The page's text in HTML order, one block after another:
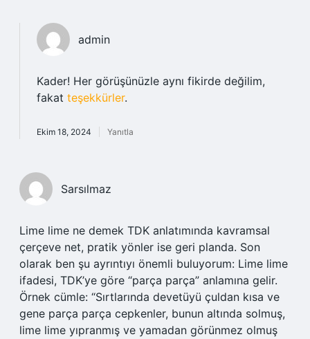
admin
Kader! Her görüşünüzle aynı fikirde değilim,
fakat teşekkürler.
Ekim 18, 2024 Yanıtla
Sarsılmaz
Lime lime ne demek TDK anlatımında kavramsal
çerçeve net, pratik yönler ise geri planda. Son
olarak ben şu ayrıntıyı önemli buluyorum: Lime lime
ifadesi, TDK’ye göre “parça parça” anlamına gelir.
Örnek cümle: “Sırtlarında devetüyü çuldan kısa ve
gene parça parça cepkenler, bunun altında solmuş,
lime lime yıpranmış ve yamadan görünmez olmuş